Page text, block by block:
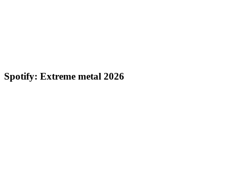
Spotify: Extreme metal 2026